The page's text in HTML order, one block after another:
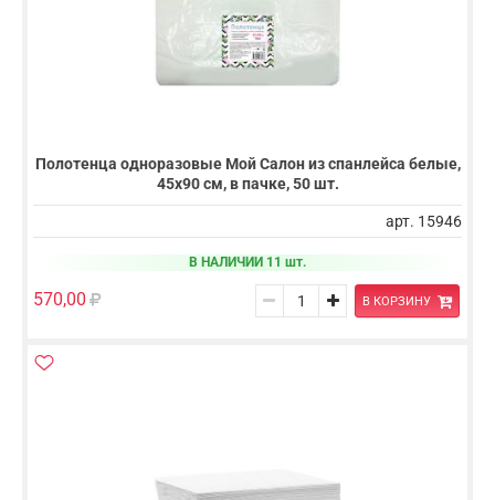
Полотенца одноразовые Мой Салон из спанлейса белые,
45х90 см, в пачке, 50 шт.
арт. 15946
В НАЛИЧИИ 11 шт.
570,00 В КОРЗИНУ